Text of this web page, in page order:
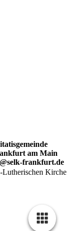
am Main
frankfurt.de
Lutherischen Kirche